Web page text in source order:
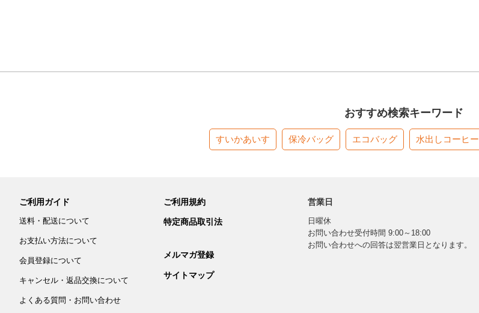
おすすめ検索キーワード
すいかあいす 保冷バッグ エコバッグ 水出しコーヒー
ご利用ガイド
送料・配送について
お支払い方法について
会員登録について
キャンセル・返品交換について
よくある質問・お問い合わせ
ご利用規約
特定商品取引法
メルマガ登録
サイトマップ
営業日
日曜休
お問い合わせ受付時間 9:00～18:00
お問い合わせへの回答は翌営業日となります。